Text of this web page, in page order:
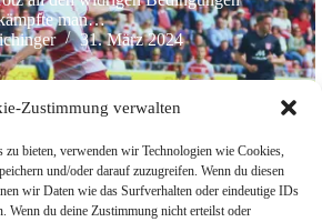
Zustimmung verwalten
bieten, verwenden wir Technologien wie Cookies,
und/oder darauf zuzugreifen. Wenn du diesen
wir Daten wie das Surfverhalten oder eindeutige IDs
Wenn du deine Zustimmung nicht erteilst oder
man…
31. März 2024